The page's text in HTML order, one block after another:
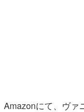
アプリレビュー
Amazonにて、ヴァ